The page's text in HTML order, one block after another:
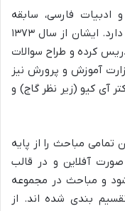
ادبیات فارسی، سابقه
طولانی در تدریس، تألیف و طراحی آزمون دارد. ایشان از سال ۱۳۷۳
کرده و طراح سوالات
آموزش و پرورش نیز
آی کیو (زیر نظر گاج) و
تمامی مباحث را از پایه
آفلاین و در قالب
و مباحث در مجموعه
بندی شده اند. از